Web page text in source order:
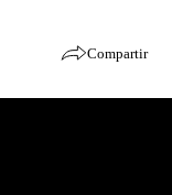
Compartir